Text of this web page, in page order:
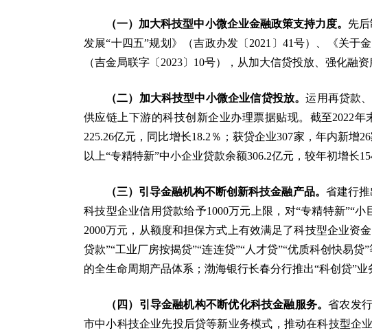
（一）加大科技型中小微企业金融政策支持力度。 先
发展“十四五”规划》（吉政办发〔2021〕41号）、《关于
（吉金局联字〔2023〕10号），从加大信贷投放、强化融
（二）加大科技型中小微企业信贷投放。运用再贷款
供应链上下游的科技创新企业办理票据贴现。截至2022
225.26亿元，同比增长18.2％；获贷企业307家，年内新增
以上“专精特新”中小企业贷款余额306.2亿元，较年初增长
（三）引导金融机构不断创新科技金融产品。 省建行
科技型企业信用贷款给予1000万元上限，对“专精特新”“
2000万元，从额度和担保方式上有效满足了科技型企业资
贷款”“工业厂房按揭贷”“连连贷”“人才贷”“优质科创快易
的全生命周期产品体系；渤海银行长春分行推出“科创贷”业
（四）引导金融机构不断优化科技金融服务。省农发
市中小科技企业先投后贷等新业务模式，推动在科技型企